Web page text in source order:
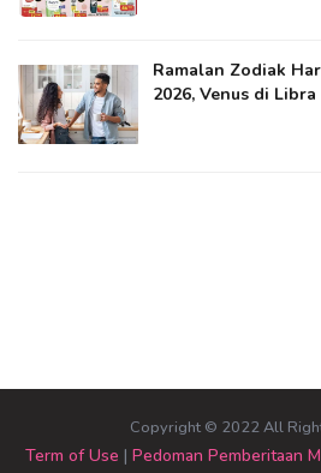
Ramalan Zodiak
2026, Venus di
Copyright © 2022 All
Term of Use | Pedoman Pemberitaan